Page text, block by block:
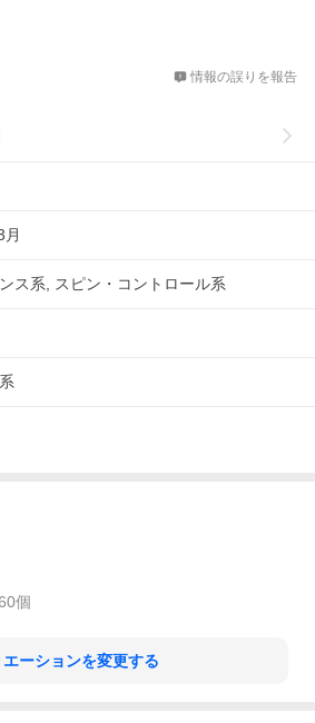
情報の誤りを報告
ス系, スピン・コントロール系
個
ーションを変更する